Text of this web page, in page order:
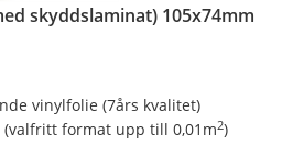
skyddslaminat) 105x74mm
vinylfolie (7års kvalitet)
(valfritt format upp till 0,01m2)